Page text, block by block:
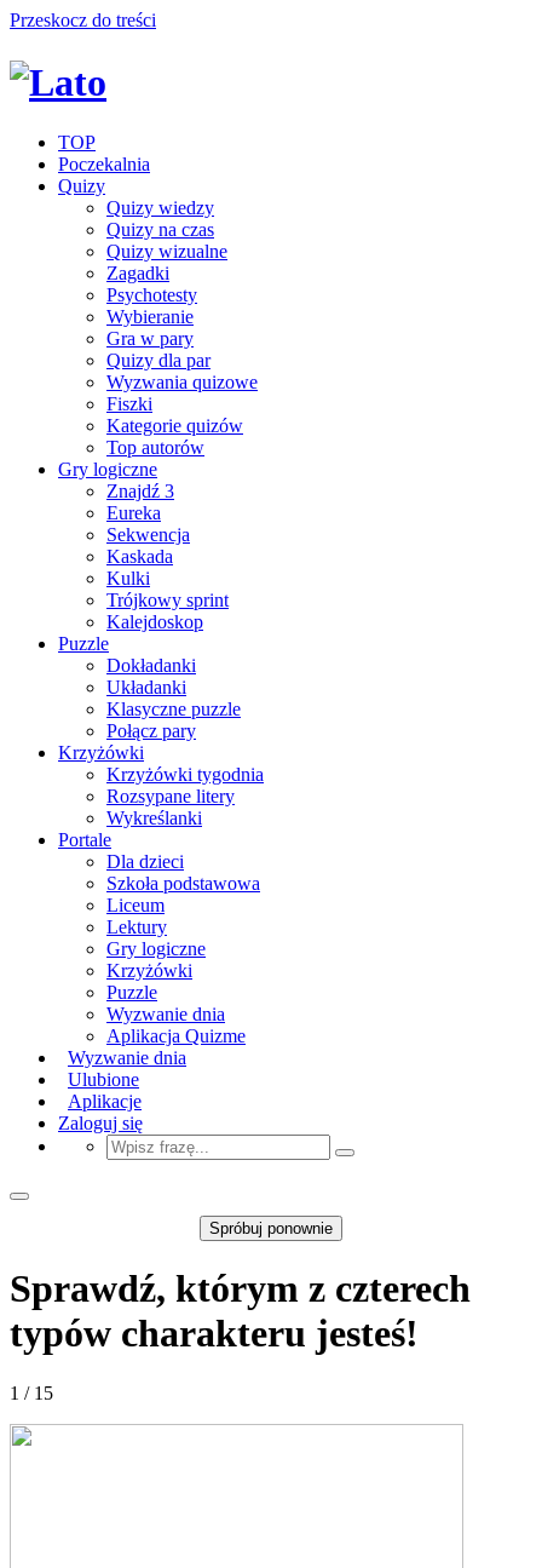
Przeskocz do treści
TOP
Poczekalnia
Quizy
Quizy wiedzy
Quizy na czas
Quizy wizualne
Zagadki
Psychotesty
Wybieranie
Gra w pary
Quizy dla par
Wyzwania quizowe
Fiszki
Kategorie quizów
Top autorów
Gry logiczne
Znajdź 3
Eureka
Sekwencja
Kaskada
Kulki
Trójkowy sprint
Kalejdoskop
Puzzle
Dokładanki
Układanki
Klasyczne puzzle
Połącz pary
Krzyżówki
Krzyżówki tygodnia
Rozsypane litery
Wykreślanki
Portale
Dla dzieci
Szkoła podstawowa
Liceum
Lektury
Gry logiczne
Krzyżówki
Puzzle
Wyzwanie dnia
Aplikacja Quizme
Wyzwanie dnia
Ulubione
Aplikacje
Zaloguj się
Spróbuj ponownie
Sprawdź, którym z czterech
typów charakteru jesteś!
1 / 15